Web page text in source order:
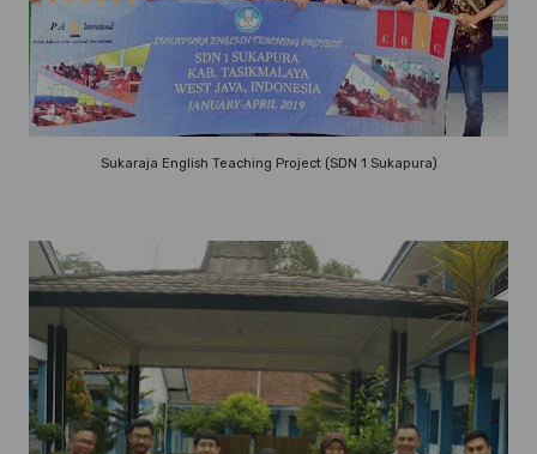
Sukaraja English Teaching Project (SDN 1 Sukapura)